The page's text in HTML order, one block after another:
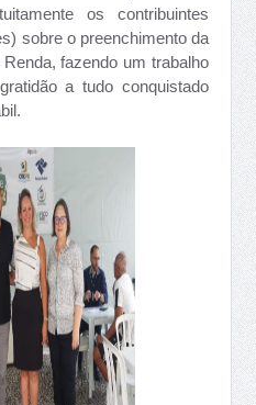
os contribuintes
sobre o preenchimento da
fazendo um trabalho
a tudo conquistado